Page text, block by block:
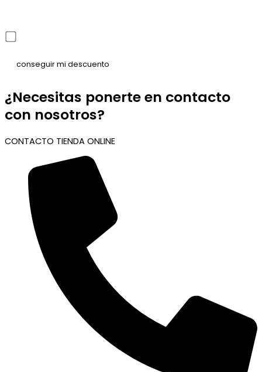
¿Necesitas ponerte en contacto
con nosotros?
CONTACTO TIENDA ONLINE